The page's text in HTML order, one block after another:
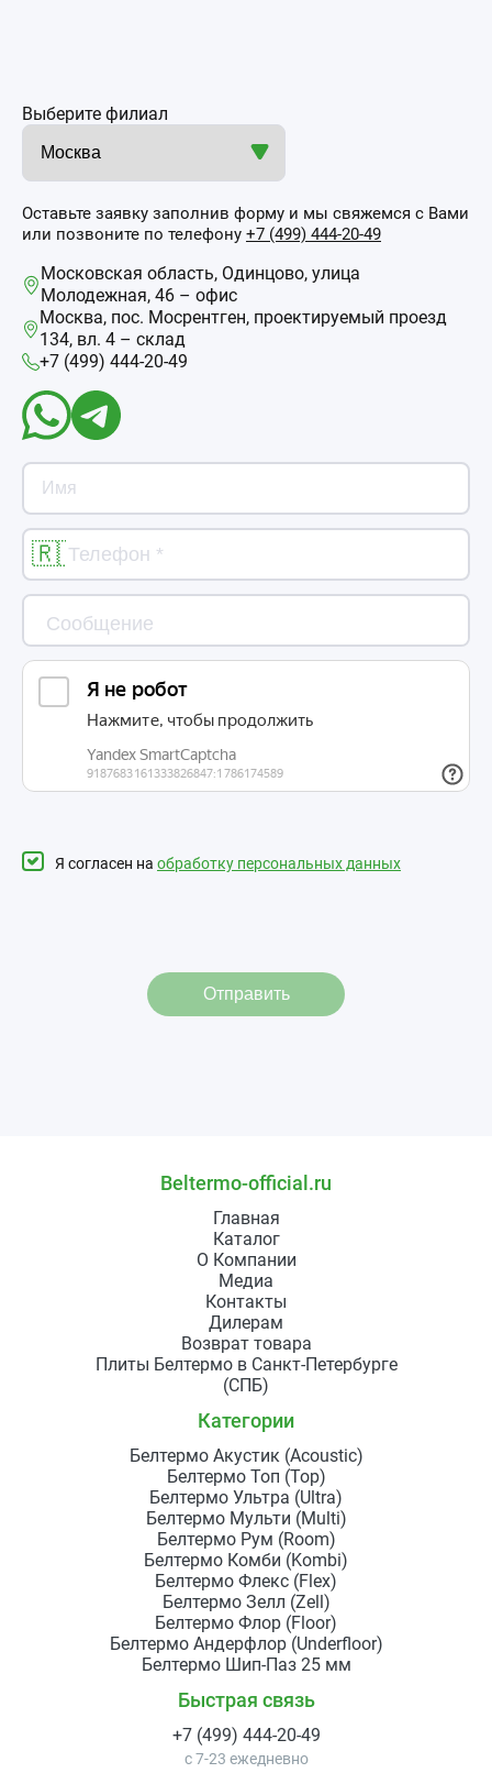
Выберите филиал
Оставьте заявку заполнив форму и мы свяжемся с Вами
или позвоните по телефону +7 (499) 444-20-49
Московская область, Одинцово, улица
Молодежная, 46 – офис
Москва, пос. Мосрентген, проектируемый проезд
134, вл. 4 – склад
+7 (499) 444-20-49
Я согласен на обработку персональных данных
Отправить
Beltermo-official.ru
Главная
Каталог
О Компании
Медиа
Контакты
Дилерам
Возврат товара
Плиты Белтермо в Санкт-Петербурге
(СПБ)
Категории
Белтермо Акустик (Acoustic)
Белтермо Топ (Top)
Белтермо Ультра (Ultra)
Белтермо Мульти (Multi)
Белтермо Рум (Room)
Белтермо Комби (Kombi)
Белтермо Флекс (Flex)
Белтермо Зелл (Zell)
Белтермо Флор (Floor)
Белтермо Андерфлор (Underfloor)
Белтермо Шип-Паз 25 мм
Быстрая связь
+7 (499) 444-20-49
с 7-23 ежедневно